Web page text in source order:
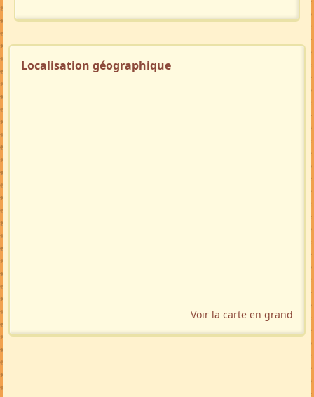
Localisation géographique
Voir la carte en grand